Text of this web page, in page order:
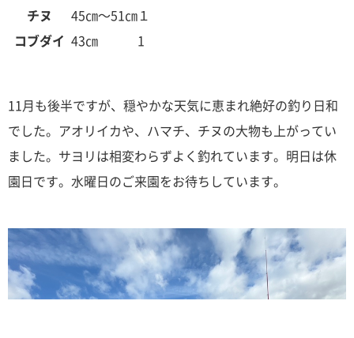
チヌ
45㎝～51㎝１
コブダイ 43㎝ 1
11月も後半ですが、穏やかな天気に恵まれ絶好の釣り日和
でした。アオリイカや、ハマチ、チヌの大物も上がってい
ました。サヨリは相変わらずよく釣れています。明日は休
園日です。水曜日のご来園をお待ちしています。